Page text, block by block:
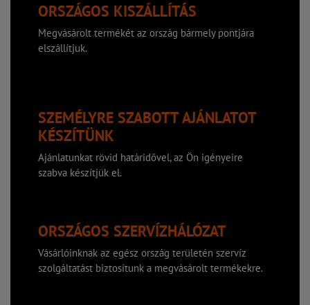
ORSZÁGOS KISZÁLLÍTÁS
Megvásárolt termékét az ország bármely pontjára
elszállítjuk.
SZEMÉLYRE SZABOTT AJÁNLATOT
KÉSZÍTÜNK
Ajánlatunkat rövid határidővel, az Ön igényeire
szabva készítjük el.
ORSZÁGOS SZERVÍZHÁLÓZAT
Vásárlóinknak az egész ország területén szervíz
szolgáltatást biztosítunk a megvásárolt termékekre.